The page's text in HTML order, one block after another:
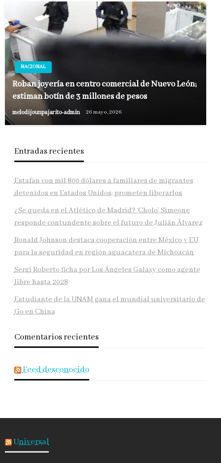
NACIONAL
Roban joyería en centro comercial de Nuevo León;
estiman botín de 3 millones de pesos
melodijounpajarito-admin 26 mayo, 2026
Entradas recientes
Estafan con mil 800 dólares a familiares de migrantes
detenidos en Estados Unidos; prometen liberarlos
¿Se queda en el Atlético de Madrid? ‘Cholo’ Simeone
responde contundente sobre el futuro de Julián Álvarez
Ronald Johnson destaca cooperación entre México y EU
para la seguridad en región aguacatera de Michoacán
Sergi Roberto ficha por Los Ángeles Galaxy como agente
libre hasta 2028
Estudiante de la UNAM gana el mundial universitario de
Go en China
Comentarios recientes
Feed desconocido
Universal